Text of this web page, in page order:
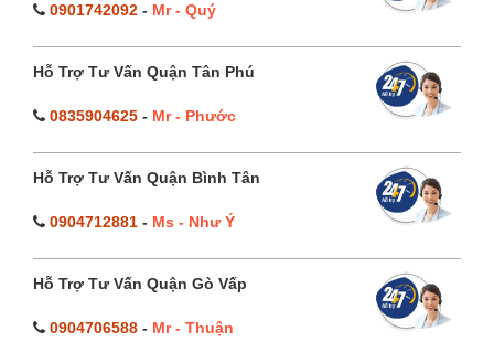
0901742092 - Mr - Quý
Hỗ Trợ Tư Vấn Quận Tân Phú
0835904625 - Mr - Phước
Hỗ Trợ Tư Vấn Quận Bình Tân
0904712881 - Ms - Như Ý
Hỗ Trợ Tư Vấn Quận Gò Vấp
0904706588 - Mr - Thuận